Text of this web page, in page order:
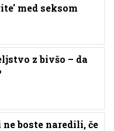
med seksom
z bivšo – da
ne boste naredili, če